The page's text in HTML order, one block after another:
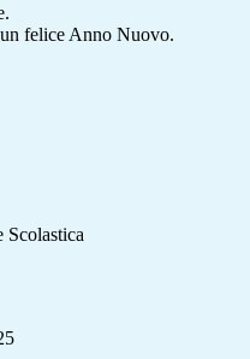
felice Anno Nuovo.